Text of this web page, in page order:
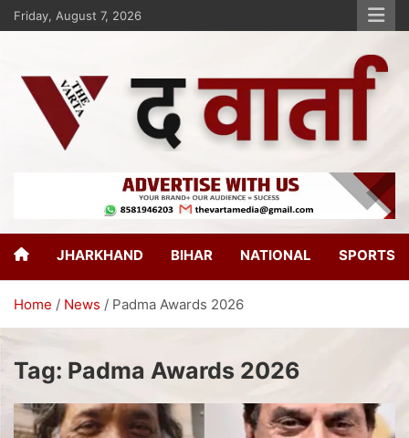
Friday, August 7, 2026
The Varta
JHARKHAND BIHAR NATIONAL SPORTS
Home News Padma Awards 2026
Tag: Padma Awards 2026